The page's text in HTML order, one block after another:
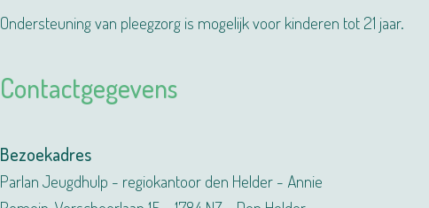
Ondersteuning van pleegzorg is mogelijk voor kinderen tot 21 jaar.
Contactgegevens
Bezoekadres
Parlan Jeugdhulp - regiokantoor den Helder - Annie